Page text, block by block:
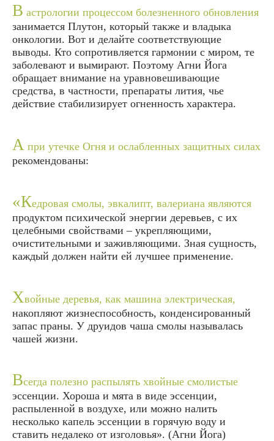
В астрологии процессом болезненного обновления
занимается Плутон, который также и владыка
онкологии. Вот и делайте соответствующие
выводы. Кто сопротивляется гармонии с миром, те
заболевают и вымирают. Поэтому Агни Йога
обращает внимание на уравновешивающие
средства, в частности, препараты лития, чье
действие стабилизирует огненность характера.
А при утечке Огня и ослабленных защитных силах
рекомендованы:
«Кедровая смолы, эвкалипт, валериана являются
продуктом психической энергии деревьев, с их
целебными свойствами – укрепляющими,
очистительными и заживляющими. Зная сущность,
каждый должен найти ей лучшее применение.
Хвойные деревья, как машина электрическая,
накопляют жизнеспособность, конденсированный
запас праны. У друидов чаша смолы называлась
чашей жизни.
Всегда полезно распылять хвойные смолистые
эссенции. Хороша и мята в виде эссенции,
распыленной в воздухе, или можно налить
несколько капель эссенции в горячую воду и
ставить недалеко от изголовья». (Агни Йога)